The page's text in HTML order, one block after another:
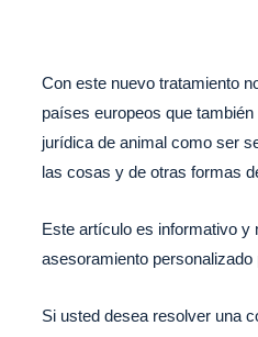
Con este nuevo tratamiento
países europeos que
jurídica de animal como ser
las cosas y de otras formas
Este artículo es informativo y
asesoramiento personalizado
Si usted desea resolver una